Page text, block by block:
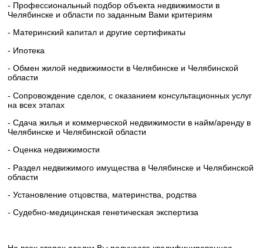
- Профессиональный подбор объекта недвижимости в
Челябинске и области по заданным Вами критериям
- Материнский капитал и другие сертификаты
- Ипотека
- Обмен жилой недвижимости в Челябинске и Челябинской
области
- Сопровождение сделок, с оказанием консультационных услуг
на всех этапах
- Сдача жилья и коммерческой недвижимости в найм/аренду в
Челябинске и Челябинской области
- Оценка недвижимости
- Раздел недвижимого имущества в Челябинске и Челябинской
области
- Установление отцовства, материнства, родства
- Судебно-медицинская генетическая экспертиза